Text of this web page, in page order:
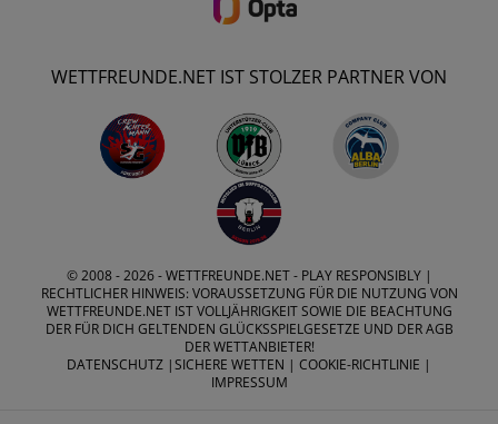
WETTFREUNDE.NET IST STOLZER PARTNER VON
© 2008 - 2026 -WETTFREUNDE.NET- PLAY RESPONSIBLY |
RECHTLICHER HINWEIS: VORAUSSETZUNG FÜR DIE NUTZUNG VON
WETTFREUNDE.NET IST VOLLJÄHRIGKEIT SOWIE DIE BEACHTUNG
DER FÜR DICH GELTENDEN GLÜCKSSPIELGESETZE UND DER AGB
DER WETTANBIETER!
DATENSCHUTZ |SICHERE WETTEN | COOKIE-RICHTLINIE |
IMPRESSUM